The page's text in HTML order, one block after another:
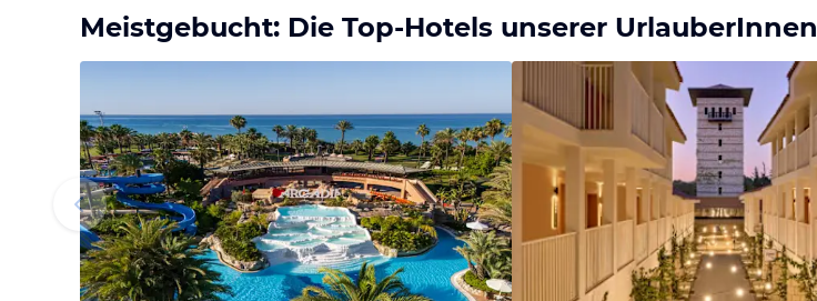
Meistgebucht: Die Top-Hotels unserer UrlauberInnen